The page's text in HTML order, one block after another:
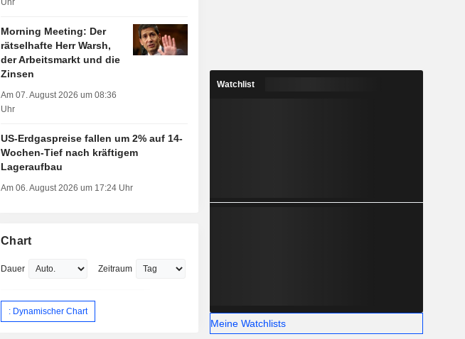
Uhr
Morning Meeting: Der
rätselhafte Herr Warsh,
der Arbeitsmarkt und die
Zinsen
Am 07. August 2026 um 08:36
Uhr
US-Erdgaspreise fallen um 2% auf 14-
Wochen-Tief nach kräftigem
Lageraufbau
Am 06. August 2026 um 17:24 Uhr
Chart
Dauer Zeitraum
: Dynamischer Chart
Watchlist
Meine Watchlists